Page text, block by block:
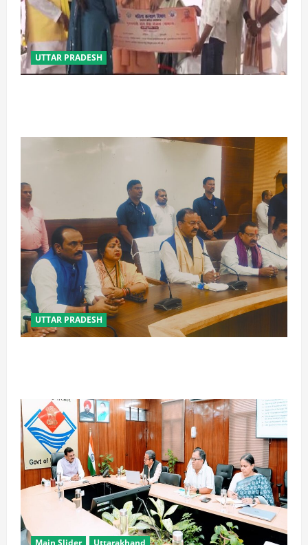
UTTAR PRADESH
UTTAR PRADESH
Main Slider Uttarakhand